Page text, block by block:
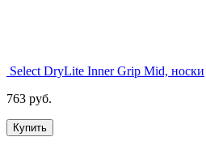
Select DryLite Inner Grip Mid, носки
763 руб.
Купить